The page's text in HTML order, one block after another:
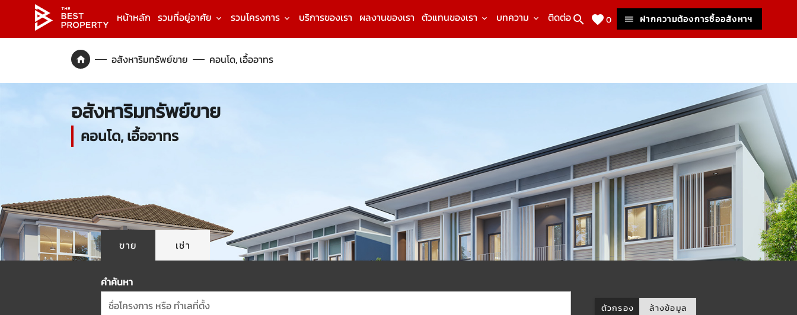
หน้าหลัก รวมที่อยู่อาศัย รวมโครงการ บริการของเรา ผลงานของเรา ตัวแทนของเรา บทความ ติดต่อเรา 0 ฝากความต้องการซื้ออสังหาฯ
อสังหาริมทรัพย์ขาย คอนโด, เอื้ออาทร
อสังหาริมทรัพย์ขาย
คอนโด, เอื้ออาทร
ขาย เช่า
คำค้นหา
ชื่อโครงการ หรือ ทำเลที่ตั้ง
ตัวกรอง ล้างข้อมูล